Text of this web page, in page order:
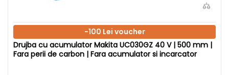
-100 Lei voucher
Drujba cu acumulator Makita UC030GZ 40 V | 500 mm |
Fara perii de carbon | Fara acumulator si incarcator